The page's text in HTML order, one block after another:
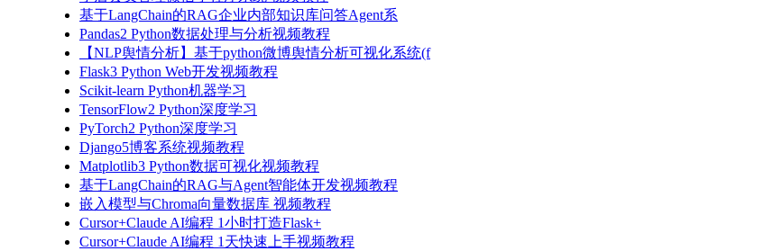
基于LangChain的RAG企业内部知识库问答Agent系
Pandas2 Python数据处理与分析视频教程
【NLP舆情分析】基于python微博舆情分析可视化系统(f
Flask3 Python Web开发视频教程
Scikit-learn Python机器学习
TensorFlow2 Python深度学习
PyTorch2 Python深度学习
Django5博客系统视频教程
Matplotlib3 Python数据可视化视频教程
基于LangChain的RAG与Agent智能体开发视频教程
嵌入模型与Chroma向量数据库 视频教程
Cursor+Claude AI编程 1小时打造Flask+
Cursor+Claude AI编程 1天快速上手视频教程